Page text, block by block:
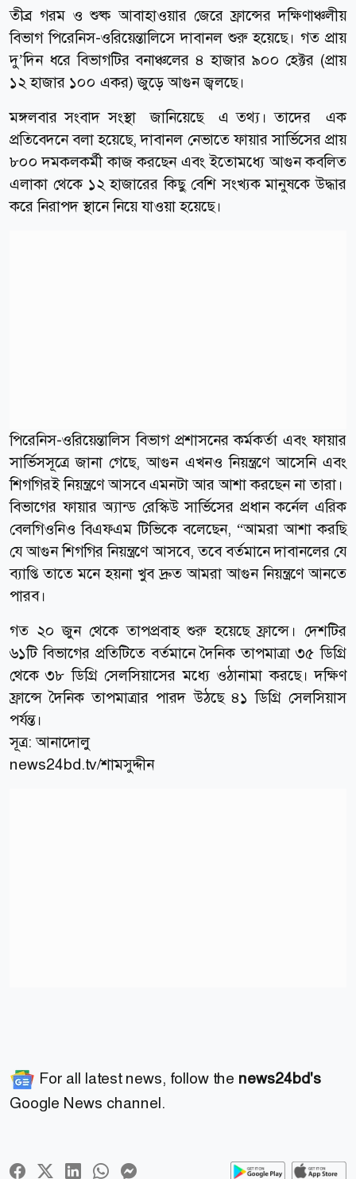
তীব্র গরম ও শুষ্ক আবাহাওয়ার জেরে ফ্রান্সের দক্ষিণাঞ্চলীয়
বিভাগ পিরেনিস-ওরিয়েন্তালিসে দাবানল শুরু হয়েছে। গত প্রায়
দু’দিন ধরে বিভাগটির বনাঞ্চলের ৪ হাজার ৯০০ হেক্টর (প্রায়
১২ হাজার ১০০ একর) জুড়ে আগুন জ্বলছে।
মঙ্গলবার সংবাদ সংস্থা জানিয়েছে এ তথ্য। তাদের এক
প্রতিবেদনে বলা হয়েছে, দাবানল নেভাতে ফায়ার সার্ভিসের প্রায়
৮০০ দমকলকর্মী কাজ করছেন এবং ইতোমধ্যে আগুন কবলিত
এলাকা থেকে ১২ হাজারের কিছু বেশি সংখ্যক মানুষকে উদ্ধার
করে নিরাপদ স্থানে নিয়ে যাওয়া হয়েছে।
পিরেনিস-ওরিয়েন্তালিস বিভাগ প্রশাসনের কর্মকর্তা এবং ফায়ার
সার্ভিসসূত্রে জানা গেছে, আগুন এখনও নিয়ন্ত্রণে আসেনি এবং
শিগগিরই নিয়ন্ত্রণে আসবে এমনটা আর আশা করছেন না তারা।
বিভাগের ফায়ার অ্যান্ড রেস্কিউ সার্ভিসের প্রধান কর্নেল এরিক
বেলগিওনিও বিএফএম টিভিকে বলেছেন, “আমরা আশা করছি
যে আগুন শিগগির নিয়ন্ত্রণে আসবে, তবে বর্তমানে দাবানলের যে
ব্যাপ্তি তাতে মনে হয়না খুব দ্রুত আমরা আগুন নিয়ন্ত্রণে আনতে
পারব।
গত ২০ জুন থেকে তাপপ্রবাহ শুরু হয়েছে ফ্রান্সে। দেশটির
৬১টি বিভাগের প্রতিটিতে বর্তমানে দৈনিক তাপমাত্রা ৩৫ ডিগ্রি
থেকে ৩৮ ডিগ্রি সেলসিয়াসের মধ্যে ওঠানামা করছে। দক্ষিণ
ফ্রান্সে দৈনিক তাপমাত্রার পারদ উঠছে ৪১ ডিগ্রি সেলসিয়াস
পর্যন্ত।
সূত্র:আনাদোলু
news24bd.tv/শামসুদ্দীন
For all latest news, follow the news24bd's
Google News channel.